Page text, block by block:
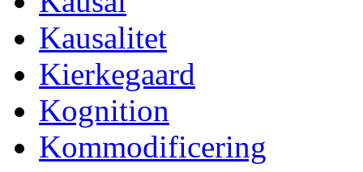
Kausalitet
Kierkegaard
Kognition
Kommodificering